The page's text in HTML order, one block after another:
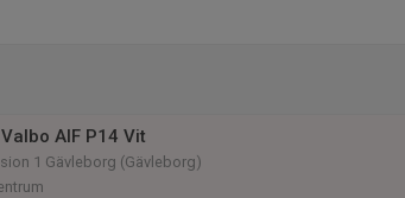
AIF P14 Vit
1 Gävleborg (Gävleborg)